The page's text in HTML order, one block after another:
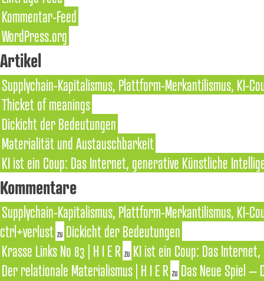
Kommentar-Feed
WordPress.org
Artikel
Supplychain-Kapitalismus, Plattform-Merkantilismus, KI-
Thicket of meanings
Dickicht der Bedeutungen
Materialität und Austauschbarkeit
KI ist ein Coup: Das Internet, generative Künstliche
Kommentare
Supplychain-Kapitalismus, Plattform-Merkantilismus, KI-
ctrl+verlust zu Dickicht der Bedeutungen
Krasse Links No 83 | H I E R zu KI ist ein Coup: Das
Der relationale Materialismus | H I E R zu Das Neue Spiel –